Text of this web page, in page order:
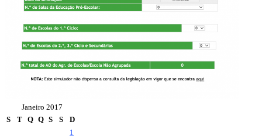
Janeiro 2017
S
T Q Q S S
D
1